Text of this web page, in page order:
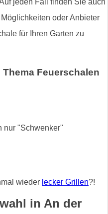
jeden Fall finden Sie auch
oder Anbieter
für Ihren Garten zu
Feuerschalen
nur "Schwenker"
wieder lecker Grillen?!
in An der